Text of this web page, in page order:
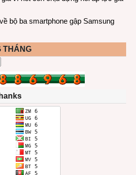
bộ ba smartphone gập Samsung
THÁNG